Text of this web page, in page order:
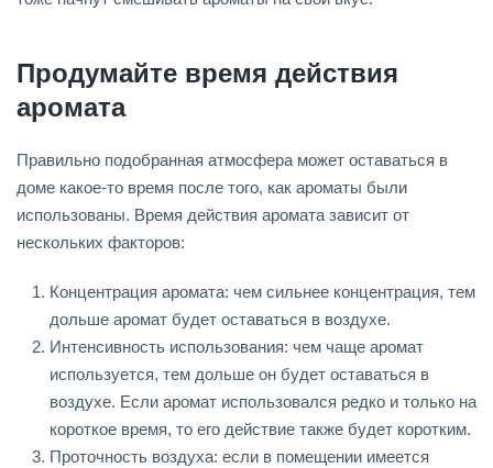
Продумайте время действия
аромата
Правильно подобранная атмосфера может оставаться в
доме какое-то время после того, как ароматы были
использованы. Время действия аромата зависит от
нескольких факторов:
Концентрация аромата: чем сильнее концентрация, тем
дольше аромат будет оставаться в воздухе.
Интенсивность использования: чем чаще аромат
используется, тем дольше он будет оставаться в
воздухе. Если аромат использовался редко и только на
короткое время, то его действие также будет коротким.
Проточность воздуха: если в помещении имеется